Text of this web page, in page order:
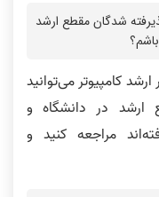
شدگان مقطع ارشد
کامپیوتر می‌توانید
ارشد در دانشگاه و
مراجعه کنید و